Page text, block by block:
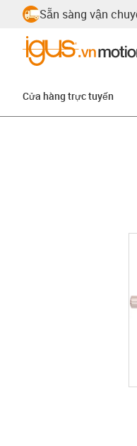
Sẵn sàng vận
Cửa hàng trực tuyến